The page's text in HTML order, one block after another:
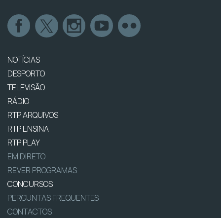
NOTÍCIAS
DESPORTO
TELEVISÃO
RÁDIO
RTP ARQUIVOS
RTP ENSINA
RTP PLAY
EM DIRETO
REVER PROGRAMAS
CONCURSOS
PERGUNTAS FREQUENTES
CONTACTOS